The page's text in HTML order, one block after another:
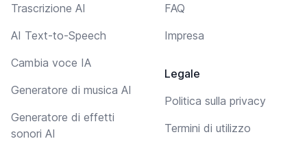
Trascrizione AI
AI Text-to-Speech
Cambia voce IA
Generatore di musica AI
Generatore di effetti
sonori AI
FAQ
Impresa
Legale
Politica sulla privacy
Termini di utilizzo